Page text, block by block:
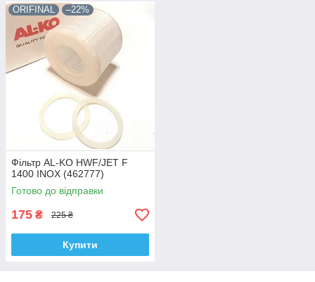
ORIFINAL –22%
Фільтр AL-KO HWF/JET F
1400 INOX (462777)
Готово до відправки
175 ₴ 225 ₴
Купити